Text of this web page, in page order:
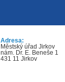
Adresa:
Městský úřad Jirkov
nám. Dr. E. Beneše 1
431 11 Jirkov